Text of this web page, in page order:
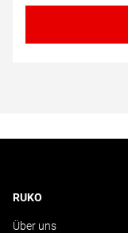
RUKO
Über uns